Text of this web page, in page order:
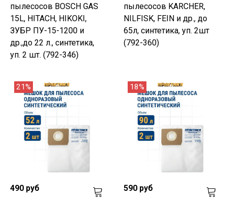
пылесосов BOSCH GAS
15L, HITACH, HIKOKI,
ЗУБР ПУ-15-1200 и
др.,до 22 л., синтетика,
уп. 2 шт. (792-346)
пылесосов KARCHER,
NILFISK, FEIN и др., до
65л, синтетика, уп. 2шт
(792-360)
21%
490 руб
18%
590 руб